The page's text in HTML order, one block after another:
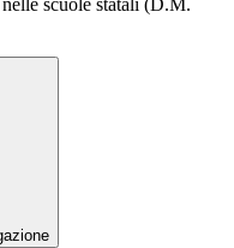
scuole statali (D.M.